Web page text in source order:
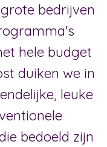
bedrijven
hele budget
duiken we in
leuke
bedoeld zijn